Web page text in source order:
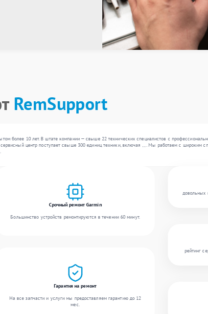
RemSupport
более 10 лет. В штате компании — свыше 22 технических специалистов с
центр поступает свыше 300 единиц техники, включая , , . Мы работаем с широким
Срочный ремонт Garmin
Большинство устройств ремонтируются в течении 60 минут.
Гарантия на ремонт
На все запчасти и услуги мы предоставляем гарантию до 12
мес.
довольных
рейтинг